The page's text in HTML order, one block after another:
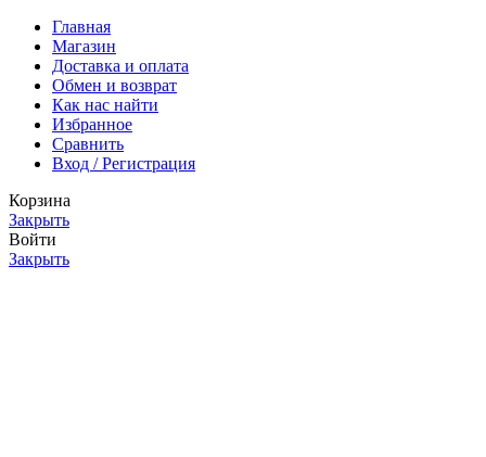
Главная
Магазин
Доставка и оплата
Обмен и возврат
Как нас найти
Избранное
Сравнить
Вход / Регистрация
Корзина
Закрыть
Войти
Закрыть